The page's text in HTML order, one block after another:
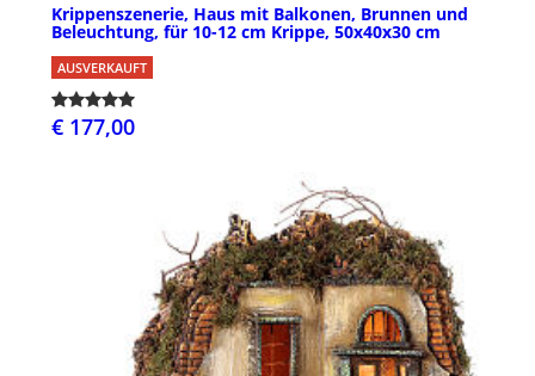
Krippenszenerie, Haus mit Balkonen, Brunnen und
Beleuchtung, für 10-12 cm Krippe, 50x40x30 cm
AUSVERKAUFT
€ 177,00